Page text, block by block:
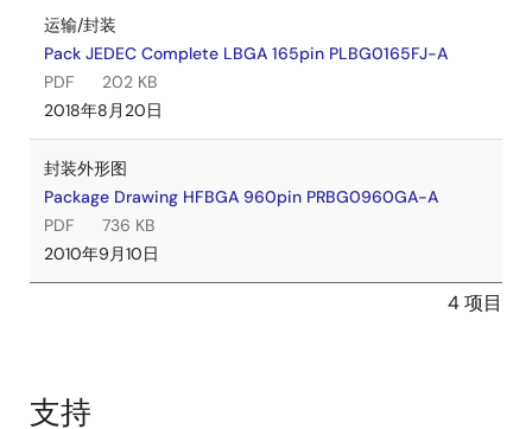
运输/封装
Pack JEDEC Complete LBGA 165pin PLBG0165FJ-A
PDF
202 KB
2018年8月20日
封装外形图
Package Drawing HFBGA 960pin PRBG0960GA-A
PDF
736 KB
2010年9月10日
4 项目
支持